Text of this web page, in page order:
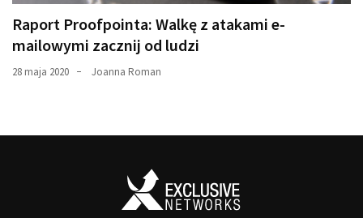
Raport Proofpointa: Walkę z atakami e-
mailowymi zacznij od ludzi
28 maja 2020 Joanna Roman